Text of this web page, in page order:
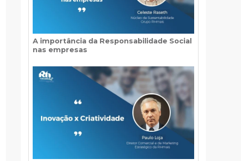
A importância da Responsabilidade Social
nas empresas